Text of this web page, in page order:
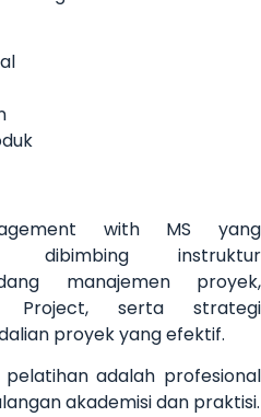
with MS yang
dibimbing instruktur
manajemen proyek,
Project, serta strategi
proyek yang efektif.
adalah profesional
akademisi dan praktisi.